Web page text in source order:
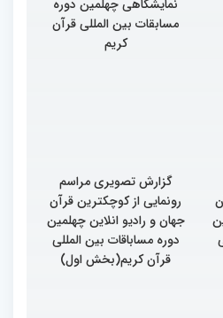
گزارش تصویری بازدید
رئیس سازمان اوقاف و امور
خیریه از غرفه های
گزارش تصویری مراسم
رونمایی از کوچکترین قرآن